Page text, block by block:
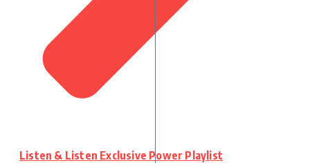
Listen & Listen Exclusive Power Playlist